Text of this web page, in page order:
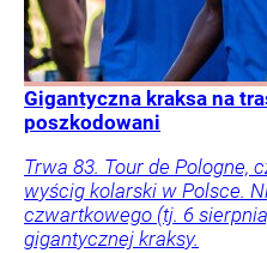
Gigantyczna kraksa na
poszkodowani
Trwa 83. Tour de Pologne,
wyścig kolarski w Polsce.
czwartkowego (tj. 6
gigantycznej kraksy.